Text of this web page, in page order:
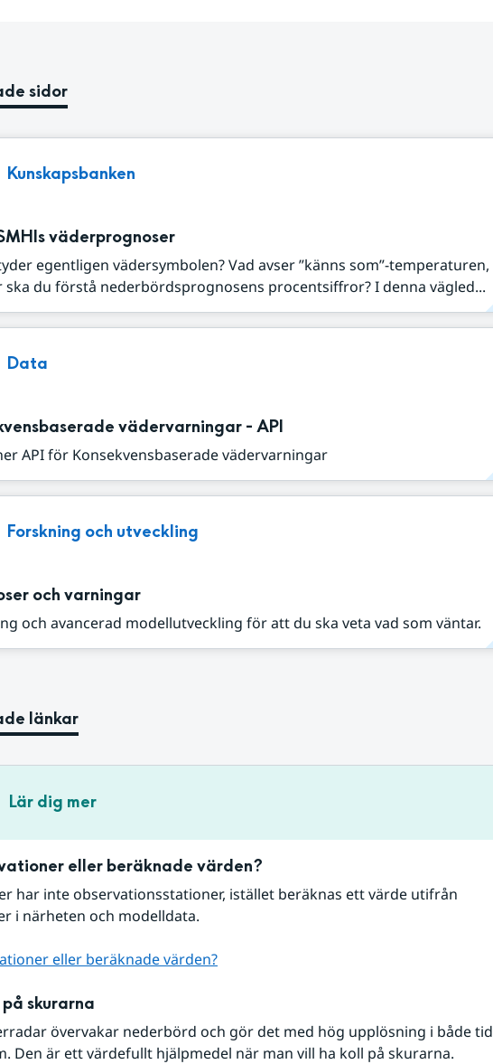
sidor
Kunskapsbanken
väderprognoser
egentligen vädersymbolen? Vad avser ”känns som”-temperaturen,
ska du förstå nederbördsprognosens procentsiffror? I denna vägled...
Data
vädervarningar - API
API för Konsekvensbaserade vädervarningar
Forskning och utveckling
och varningar
och avancerad modellutveckling för att du ska veta vad som väntar.
länkar
Lär dig mer
eller beräknade värden?
har inte observationsstationer, istället beräknas ett värde utifrån
i närheten och modelldata.
eller beräknade värden?
skurarna
övervakar nederbörd och gör det med hög upplösning i både tid
Den är ett värdefullt hjälpmedel när man vill ha koll på skurarna.